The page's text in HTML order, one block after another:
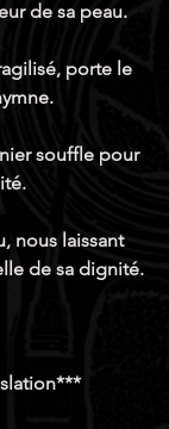
de sa peau.
porte le
souffle pour
nous laissant
de sa dignité.